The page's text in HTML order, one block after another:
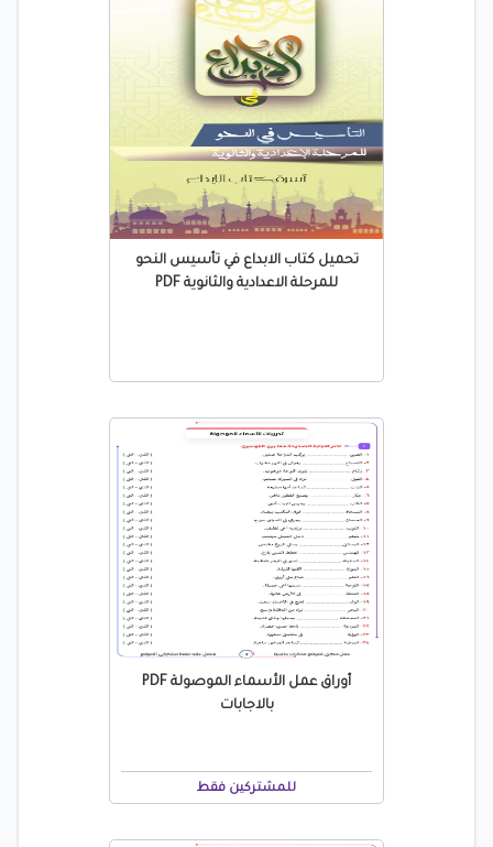
تحميل كتاب الابداع في تأسيس النحو
للمرحلة الاعدادية والثانوية PDF
أوراق عمل الأسماء الموصولة PDF
بالاجابات
للمشتركين فقط